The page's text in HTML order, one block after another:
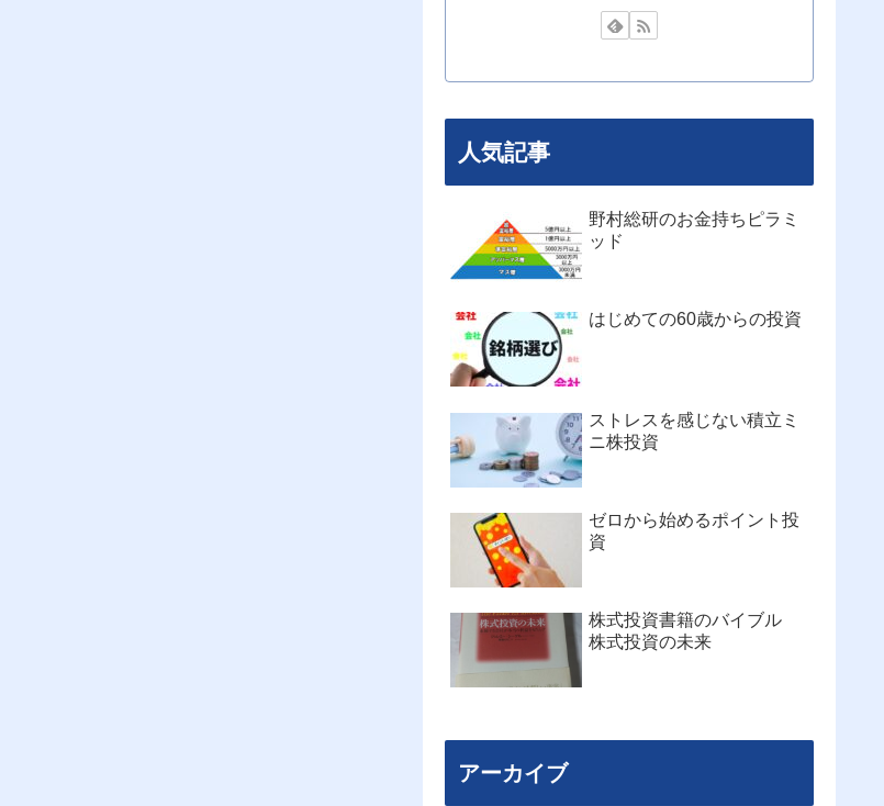
人気記事
野村総研のお金持ちピラミ
ッド
はじめての60歳からの投資
ストレスを感じない積立ミ
ニ株投資
ゼロから始めるポイント投
資
株式投資書籍のバイブル
株式投資の未来
アーカイブ